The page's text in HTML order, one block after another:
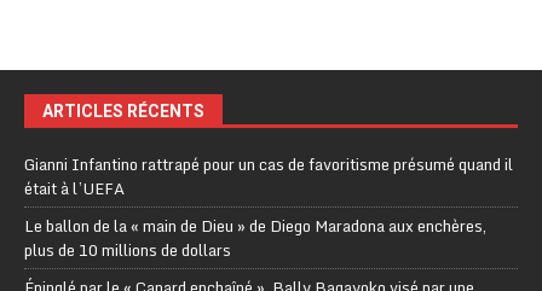
ARTICLES RÉCENTS
Gianni Infantino rattrapé pour un cas de favoritisme présumé quand il
était à l’UEFA
Le ballon de la « main de Dieu » de Diego Maradona aux enchères,
plus de 10 millions de dollars